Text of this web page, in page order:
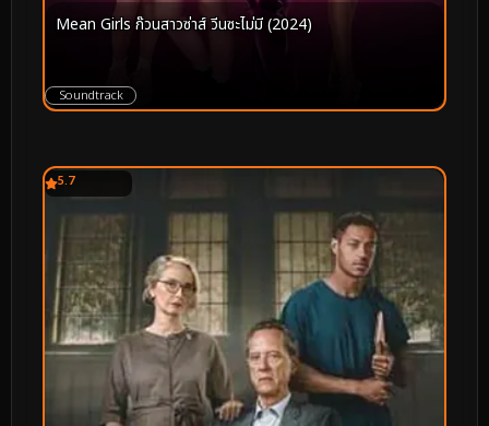
Mean Girls ก๊วนสาวซ่าส์ วีนซะไม่มี (2024)
Soundtrack
5.7